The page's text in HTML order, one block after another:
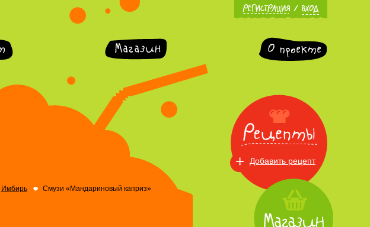
+ Добавить рецепт
Имбирь Смузи «Мандариновый каприз»